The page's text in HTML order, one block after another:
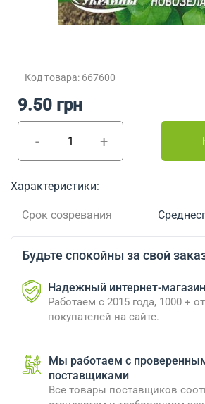
Код товара: 667600
- +
9.50 грн
Характеристики:
Срок созревания
Будьте спокойны за свой
Надежный интернет-магазин
Работаем с 2015 года, 1000 +
покупателей на сайте.
Мы работаем с
поставщиками
Все товары поставщиков